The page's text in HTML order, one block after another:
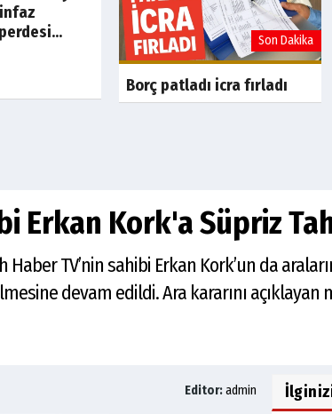
Son Dakika Son Dakika
Borç patladı icra fırladı
Erkan Kork'a Süpriz
TV’nin sahibi Erkan Kork’un da
devam edildi. Ara kararını
Editor:admin